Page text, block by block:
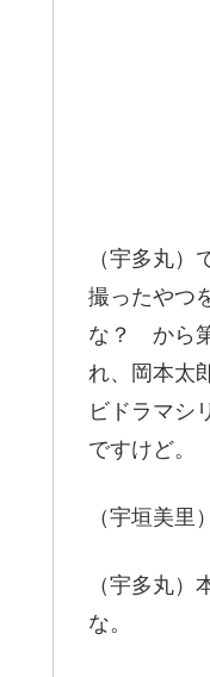
（宇多丸
撮ったやつ
な？ から
れ、岡本太
ビドラマシ
ですけど。
（宇垣美里
（宇多丸
な。